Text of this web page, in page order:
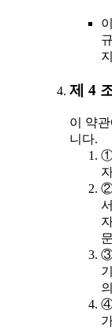
제 4
이 약
니다.
①
②
③
④